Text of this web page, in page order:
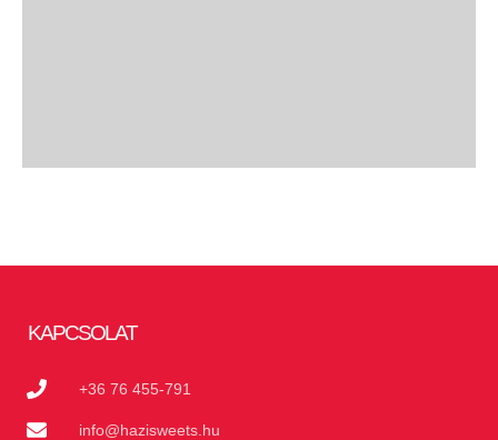
KAPCSOLAT
+36 76 455-791
info@hazisweets.hu